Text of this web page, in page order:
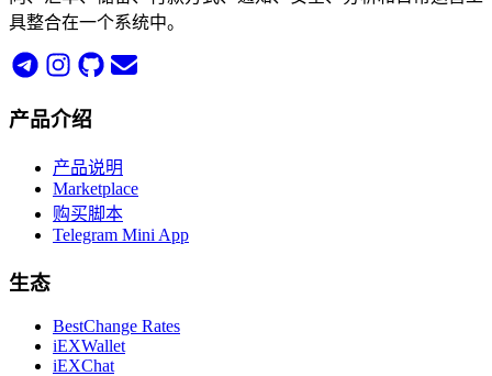
具整合在一个系统中。
产品介绍
产品说明
Marketplace
购买脚本
Telegram Mini App
生态
BestChange Rates
iEXWallet
iEXChat